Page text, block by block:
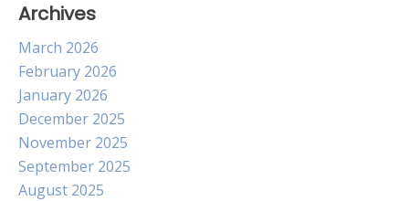
Archives
March 2026
February 2026
January 2026
December 2025
November 2025
September 2025
August 2025